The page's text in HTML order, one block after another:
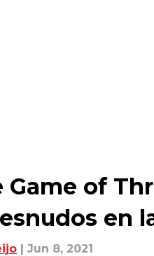
of
en
| Jun 8, 2021